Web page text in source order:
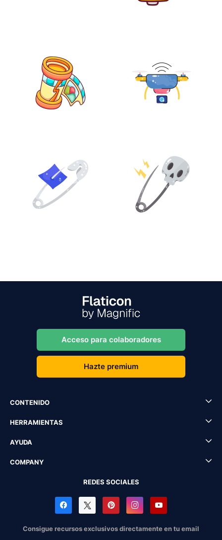
Acceso para colaboradores
Hazte premium
CONTENIDO
HERRAMIENTAS
AYUDA
COMPANY
REDES SOCIALES
Consigue recursos exclusivos directamente en tu email